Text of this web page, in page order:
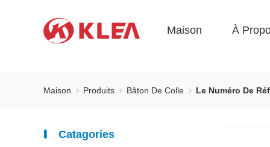
Maison À
Maison Produits Bâton De Colle Le Numéro De
Catagories